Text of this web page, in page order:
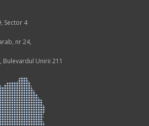
Sector 4
nr 24,
Bulevardul Unirii 211